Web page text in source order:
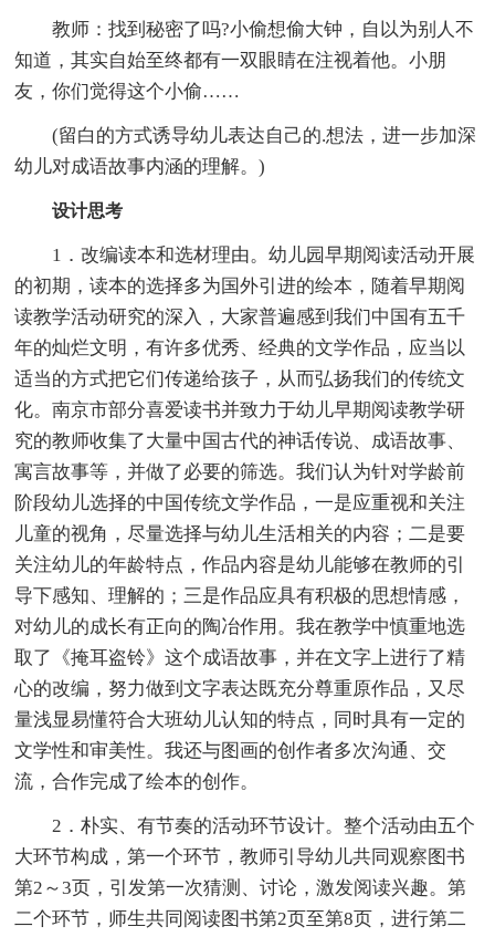
教师：找到秘密了吗?小偷想偷大钟，自以为别人不
知道，其实自始至终都有一双眼睛在注视着他。小朋
友，你们觉得这个小偷……
(留白的方式诱导幼儿表达自己的.想法，进一步加深
幼儿对成语故事内涵的理解。)
设计思考
1．改编读本和选材理由。幼儿园早期阅读活动开展
的初期，读本的选择多为国外引进的绘本，随着早期阅
读教学活动研究的深入，大家普遍感到我们中国有五千
年的灿烂文明，有许多优秀、经典的文学作品，应当以
适当的方式把它们传递给孩子，从而弘扬我们的传统文
化。南京市部分喜爱读书并致力于幼儿早期阅读教学研
究的教师收集了大量中国古代的神话传说、成语故事、
寓言故事等，并做了必要的筛选。我们认为针对学龄前
阶段幼儿选择的中国传统文学作品，一是应重视和关注
儿童的视角，尽量选择与幼儿生活相关的内容；二是要
关注幼儿的年龄特点，作品内容是幼儿能够在教师的引
导下感知、理解的；三是作品应具有积极的思想情感，
对幼儿的成长有正向的陶冶作用。我在教学中慎重地选
取了《掩耳盗铃》这个成语故事，并在文字上进行了精
心的改编，努力做到文字表达既充分尊重原作品，又尽
量浅显易懂符合大班幼儿认知的特点，同时具有一定的
文学性和审美性。我还与图画的创作者多次沟通、交
流，合作完成了绘本的创作。
2．朴实、有节奏的活动环节设计。整个活动由五个
大环节构成，第一个环节，教师引导幼儿共同观察图书
第2～3页，引发第一次猜测、讨论，激发阅读兴趣。第
二个环节，师生共同阅读图书第2页至第8页，进行第二